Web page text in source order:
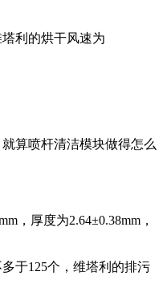
利的烘干风速为
算喷杆清洁模块做得怎么
，厚度为2.64±0.38mm，
于125个，维塔利的排污